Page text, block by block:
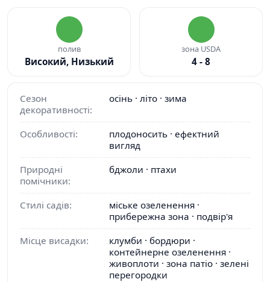
полив
Високий, Низький
зона USDA
4 - 8
Сезон
декоративності:
осінь · літо · зима
Особливості:
плодоносить · ефектний
вигляд
Природні
помічники:
бджоли · птахи
Стилі садів:
міське озеленення ·
прибережна зона · подвір'я
Місце висадки:
клумби · бордюри ·
контейнерне озеленення ·
живоплоти · зона патіо · зелені
перегородки